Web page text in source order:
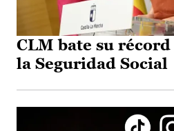
CLM bate su
la Seguridad Social